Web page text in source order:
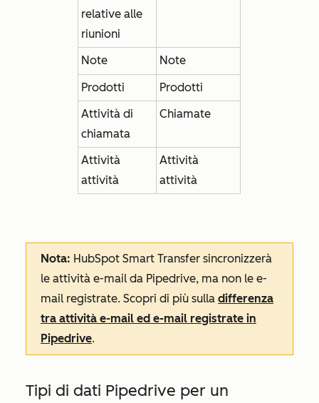
relative alle
riunioni
Note
Note
Prodotti
Prodotti
Attività di
chiamata
Chiamate
Attività
attività
Attività
attività
Nota: HubSpot Smart Transfer sincronizzerà
le attività e-mail da Pipedrive, ma non le e-
mail registrate. Scopri di più sulla differenza
tra attività e-mail ed e-mail registrate in
Pipedrive.
Tipi di dati Pipedrive per un